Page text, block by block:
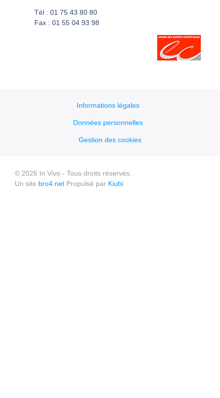
Tél : 01 75 43 80 80
Fax : 01 55 04 93 98
Informations légales
Données personnelles
Gestion des cookies
© 2026 In Vivo - Tous droits réservés.
Un site bro4.net Propulsé par Kiubi